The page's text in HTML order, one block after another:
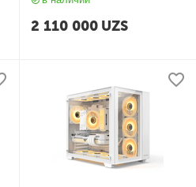
2 110 000 UZS